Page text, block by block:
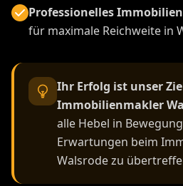
Professionelles
für maximale Reichweite in
Ihr Erfolg ist unser
Immobilienmakler
alle Hebel in
Erwartungen beim
Walsrode zu